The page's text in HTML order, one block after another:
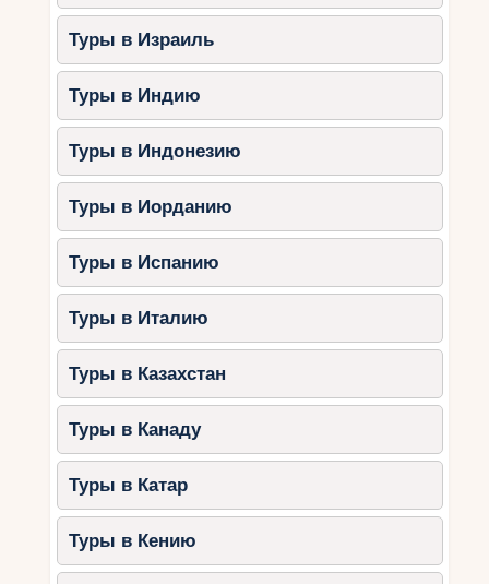
Туры в Израиль
Туры в Индию
Туры в Индонезию
Туры в Иорданию
Туры в Испанию
Туры в Италию
Туры в Казахстан
Туры в Канаду
Туры в Катар
Туры в Кению